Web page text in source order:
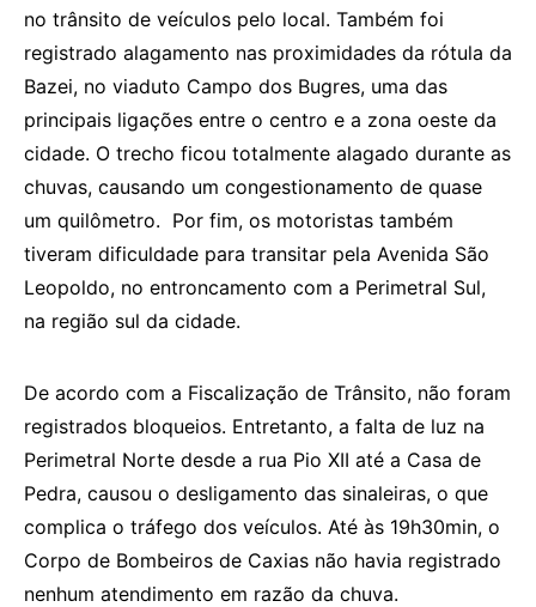
no trânsito de veículos pelo local. Também foi
registrado alagamento nas proximidades da rótula da
Bazei, no viaduto Campo dos Bugres, uma das
principais ligações entre o centro e a zona oeste da
cidade. O trecho ficou totalmente alagado durante as
chuvas, causando um congestionamento de quase
um quilômetro. Por fim, os motoristas também
tiveram dificuldade para transitar pela Avenida São
Leopoldo, no entroncamento com a Perimetral Sul,
na região sul da cidade.
De acordo com a Fiscalização de Trânsito, não foram
registrados bloqueios. Entretanto, a falta de luz na
Perimetral Norte desde a rua Pio XII até a Casa de
Pedra, causou o desligamento das sinaleiras, o que
complica o tráfego dos veículos. Até às 19h30min, o
Corpo de Bombeiros de Caxias não havia registrado
nenhum atendimento em razão da chuva.